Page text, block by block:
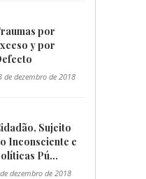
por
y por
de dezembro de 2018
Sujeito
Inconsciente e
Pú...
dezembro de 2018